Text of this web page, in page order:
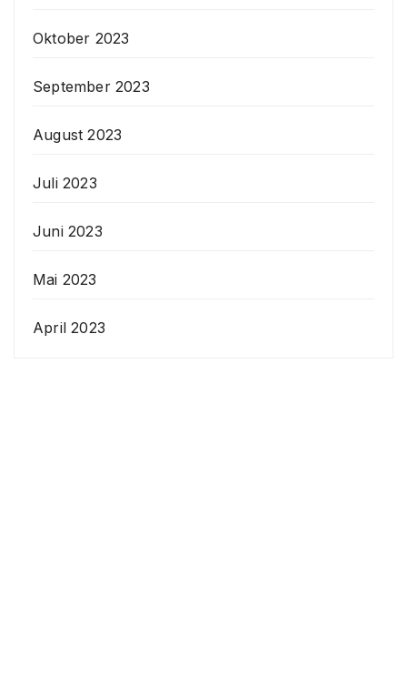
Oktober 2023
September 2023
August 2023
Juli 2023
Juni 2023
Mai 2023
April 2023